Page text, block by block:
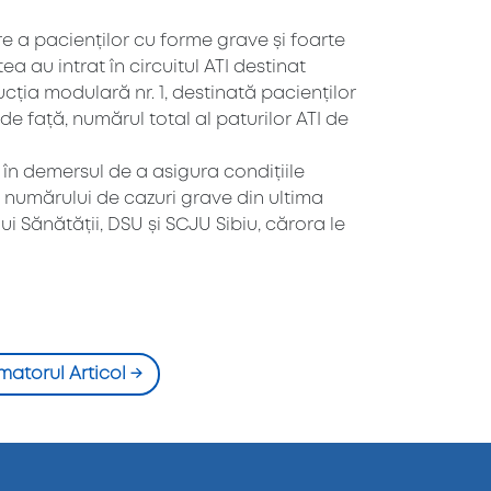
a pacienților cu forme grave și foarte
au intrat în circuitul ATI destinat
modulară nr. 1, destinată pacienților
față, numărul total al paturilor ATI de
demersul de a asigura condițiile
de cazuri grave din ultima
DSU și SCJU Sibiu, cărora le
Articol →